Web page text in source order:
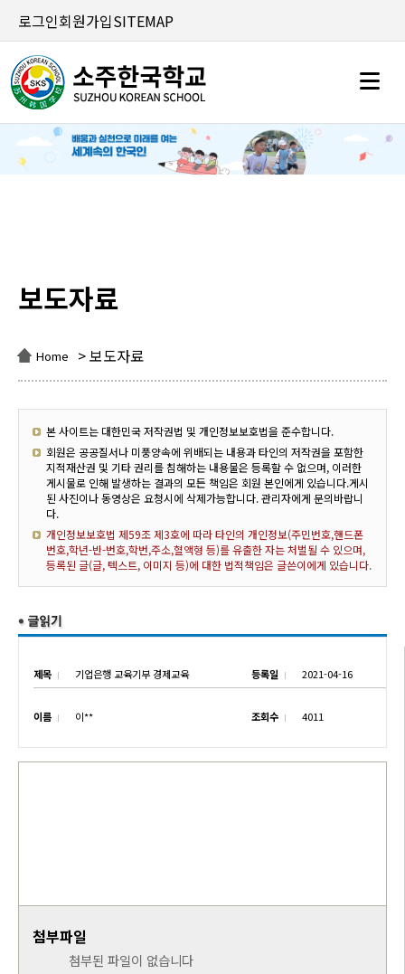
로그인회원가입SITEMAP
보도자료
Home > 보도자료
본 사이트는 대한민국 저작권법 및 개인정보보호법을 준수합니다.
회원은 공공질서나 미풍양속에 위배되는 내용과 타인의 저작권을 포함한
지적재산권 및 기타 권리를 침해하는 내용물은 등록할 수 없으며, 이러한
게시물로 인해 발생하는 결과의 모든 책임은 회원 본인에게 있습니다.게시
된 사진이나 동영상은 요청시에 삭제가능합니다. 관리자에게 문의바랍니
다.
개인정보보호법 제59조 제3호에 따라 타인의 개인정보(주민번호,핸드폰
번호,학년-반-번호,학번,주소,혈액형 등)를 유출한 자는 처벌될 수 있으며,
등록된 글(글, 텍스트, 이미지 등)에 대한 법적책임은 글쓴이에게 있습니다.
제목 기업은행 교육기부 경제교육 등록일 2021-04-16
이름 이** 조회수 4011
첨부파일
첨부된 파일이 없습니다